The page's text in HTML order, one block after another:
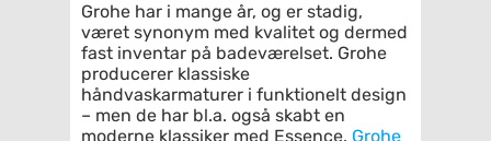
Grohe har i mange år, og er stadig,
været synonym med kvalitet og dermed
fast inventar på badeværelset. Grohe
producerer klassiske
håndvaskarmaturer i funktionelt design
– men de har bl.a. også skabt en
moderne klassiker med Essence. Grohe